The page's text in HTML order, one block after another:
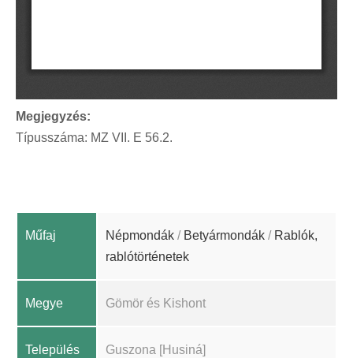
Megjegyzés:
Típusszáma: MZ VII. E 56.2.
Műfaj Népmondák / Betyármondák / Rablók,
rablótörténetek
Megye Gömör és Kishont
Település Guszona [Husiná]